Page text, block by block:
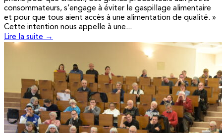
consommateurs, s’engage à éviter le gaspillage alimentaire
et pour que tous aient accès à une alimentation de qualité. »
Cette intention nous appelle à une...
Lire la suite →